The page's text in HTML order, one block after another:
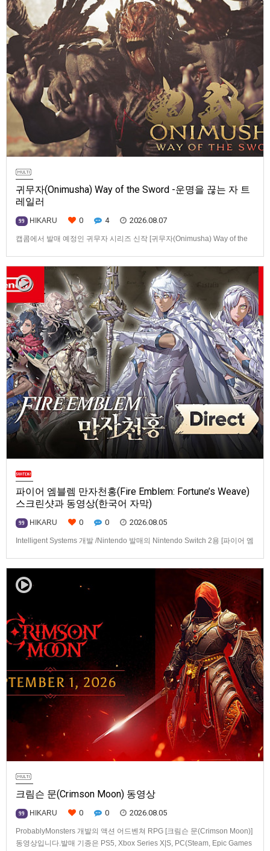
귀무자(Onimusha) Way of the Sword -운명을 끊는 자 트
레일러
99 HIKARU 0 4 2026.08.07
캡콤에서 발매 예정인 귀무자 시리즈 신작 [귀무자(Onimusha) Way of the
파이어 엠블렘 만자천홍(Fire Emblem: Fortune’s Weave)
스크린샷과 동영상(한국어 자막)
99 HIKARU 0 0 2026.08.05
Intelligent Systems 개발 /Nintendo 발매의 Nintendo Switch 2용 [파이어 엠
크림슨 문(Crimson Moon) 동영상
99 HIKARU 0 0 2026.08.05
ProbablyMonsters 개발의 액션 어드벤쳐 RPG [크림슨 문(Crimson Moon)]
동영상입니다.발매 기종은 PS5, Xbox Series X|S, PC(Steam, Epic Games